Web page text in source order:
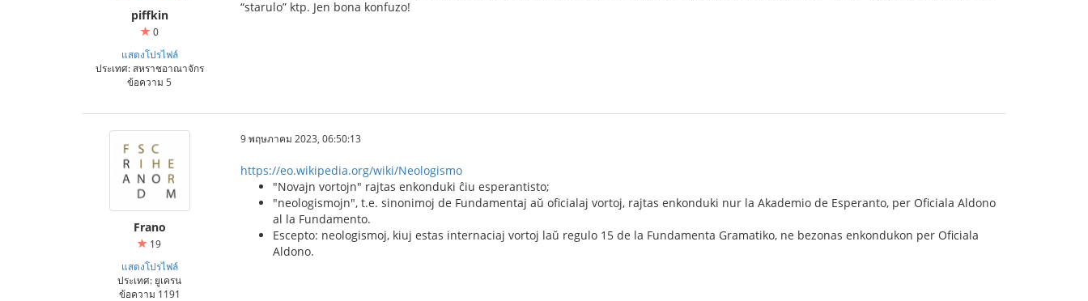
piffkin
0
แสดงโปรไฟล์
ประเทศ: สหราชอาณาจักร
ข้อความ 5
“starulo” ktp. Jen bona konfuzo!
Frano
19
แสดงโปรไฟล์
ประเทศ: ยูเครน
ข้อความ 1191
9 พฤษภาคม 2023, 06:50:13
https://eo.wikipedia.org/wiki/Neologismo
"Novajn vortojn" rajtas enkonduki ĉiu esperantisto;
"neologismojn", t.e. sinonimoj de Fundamentaj aŭ oficialaj vortoj, rajtas enkonduki nur la Akademio de Esperanto, per Oficiala Aldono
al la Fundamento.
Escepto: neologismoj, kiuj estas internaciaj vortoj laŭ regulo 15 de la Fundamenta Gramatiko, ne bezonas enkondukon per Oficiala
Aldono.